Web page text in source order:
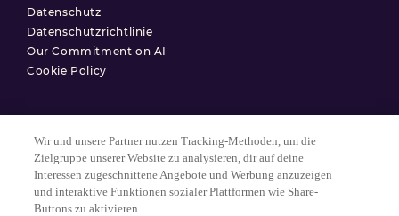
Datenschutz
Datenschutzrichtlinie
Our Commitment on AI
Cookie Policy
Nutzungsbedingungen
Datenschutzerklärung
Wir und unsere Partner nutzen Tracking-Methoden, um die
Zielgruppe unserer Website zu analysieren, dir auf deine
Interessen zugeschnittene Angebote und Werbung anzuzeigen
und interaktive Funktionen sozialer Plattformen wie Share-
Buttons zu aktivieren.